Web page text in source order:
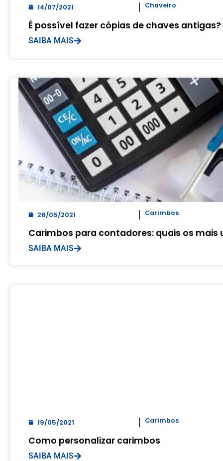
14/07/2021 Chaveiro
É possível fazer cópias de chaves antigas?
SAIBA MAIS
26/05/2021 Carimbos
Carimbos para contadores: quais os mais
SAIBA MAIS
19/05/2021 Carimbos
Como personalizar carimbos
SAIBA MAIS